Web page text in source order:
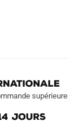
JOURS